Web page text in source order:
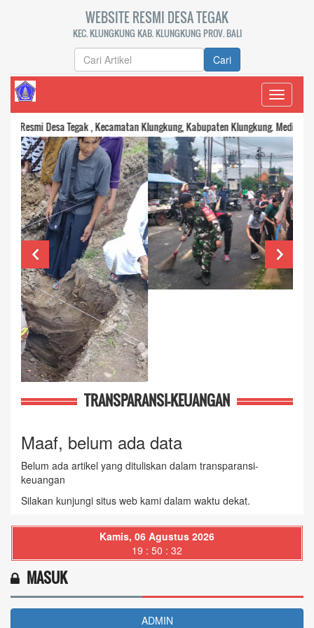
WEBSITE RESMI DESA TEGAK
KEC. KLUNGKUNG KAB. KLUNGKUNG PROV. BALI
Cari
Toggle
Desa Tegak , Kecamatan Klungkung, Kabupaten Klungkung. Media
TRANSPARANSI-KEUANGAN
Maaf, belum ada data
Belum ada artikel yang dituliskan dalam transparansi-
keuangan
Silakan kunjungi situs web kami dalam waktu dekat.
Kamis, 06 Agustus 2026
19 : 50 : 33
MASUK
ADMIN